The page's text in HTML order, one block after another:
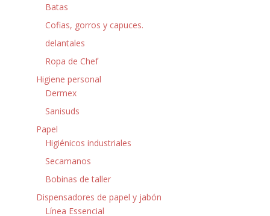
Batas
Cofias, gorros y capuces.
delantales
Ropa de Chef
Higiene personal
Dermex
Sanisuds
Papel
Higiénicos industriales
Secamanos
Bobinas de taller
Dispensadores de papel y jabón
Línea Essencial